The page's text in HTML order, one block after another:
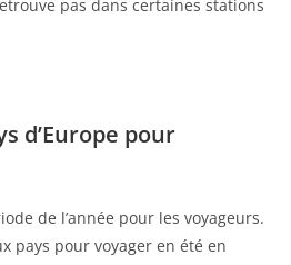
pas dans certaines stations
d’Europe pour
de l’année pour les voyageurs.
pays pour voyager en été en